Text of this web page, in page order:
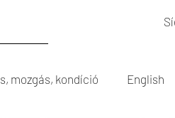
mozgás, kondíció English